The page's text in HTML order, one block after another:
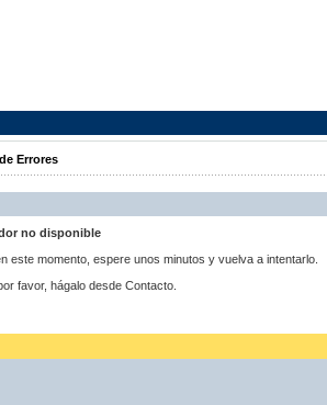
Errores
no disponible
este momento, espere unos minutos y vuelva a intentarlo.
favor, hágalo desde Contacto.